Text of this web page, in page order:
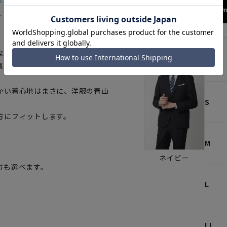
た。
スーツ」が登場。
見返しの軽量化、さらにスト
着心地はまさに、洋服の青山
フィットします。
選べます。
ネイビー
S
M
L